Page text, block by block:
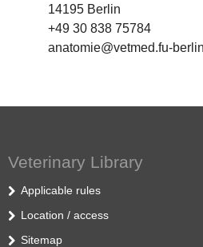
14195 Berlin
+49 30 838 75784
anatomie@vetmed.fu-
Veterinary Library
Applicable rules
Location / access
Sitemap